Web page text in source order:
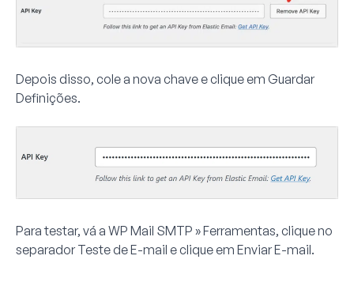
Depois disso, cole a nova chave e clique em Guardar
Definições.
Para testar, vá a WP Mail SMTP » Ferramentas, clique no
separador Teste de E-mail e clique em Enviar E-mail.